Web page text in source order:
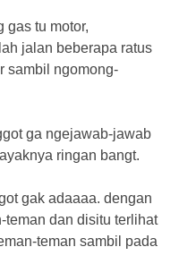
gas tu motor,
jalan beberapa ratus
sambil ngomong-
ga ngejawab-jawab
ringan bangt.
gak adaaaa. dengan
teman dan disitu terlihat
teman sambil pada